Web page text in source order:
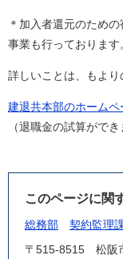
＊加入者還元のため
事業も行っております
詳しいことは、もより
建退共本部のホームペ
（退職金の試算ができ
このページに関
総務部 契約監理
〒515-8515
松阪